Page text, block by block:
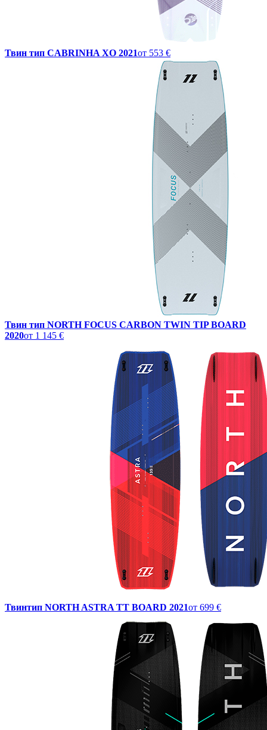
Твин тип CABRINHA XO 2021от 553 €
Твин тип NORTH FOCUS CARBON TWIN TIP BOARD
2020от 1 145 €
Твинтип NORTH ASTRA TT BOARD 2021от 699 €